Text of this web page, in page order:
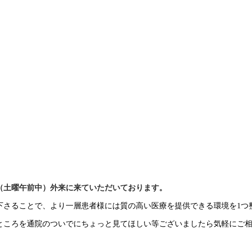
曜午前中）外来に来ていただいております。
ることで、より一層患者様には質の高い医療を提供できる環境を1つ
ろを通院のついでにちょっと見てほしい等ございましたら気軽にご相